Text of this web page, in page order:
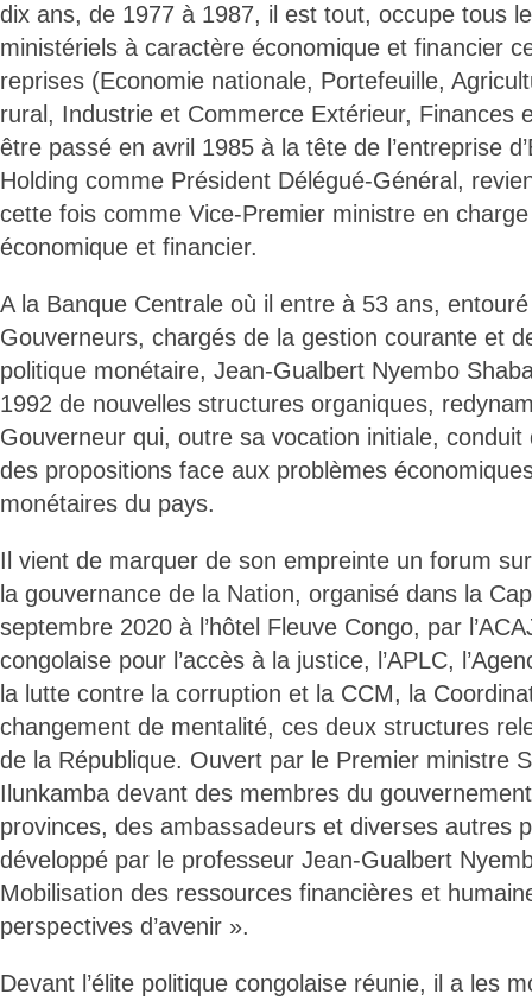
dix ans, de 1977 à 1987, il est tout, occupe tous
ministériels à caractère économique et financier
reprises (Economie nationale, Portefeuille,
rural, Industrie et Commerce Extérieur, Finances
être passé en avril 1985 à la tête de l’entreprise
Holding comme Président Délégué-Général,
cette fois comme Vice-Premier ministre en
économique et financier.
A la Banque Centrale où il entre à 53 ans,
Gouverneurs, chargés de la gestion courante et
politique monétaire, Jean-Gualbert Nyembo
1992 de nouvelles structures organiques,
Gouverneur qui, outre sa vocation initiale,
des propositions face aux problèmes
monétaires du pays.
Il vient de marquer de son empreinte un forum
la gouvernance de la Nation, organisé dans la
septembre 2020 à l’hôtel Fleuve Congo, par
congolaise pour l’accès à la justice, l’APLC,
la lutte contre la corruption et la CCM, la
changement de mentalité, ces deux structures
de la République. Ouvert par le Premier ministre
Ilunkamba devant des membres du
provinces, des ambassadeurs et diverses autres
développé par le professeur Jean-Gualbert
Mobilisation des ressources financières et
perspectives d’avenir ».
Devant l’élite politique congolaise réunie, il a les